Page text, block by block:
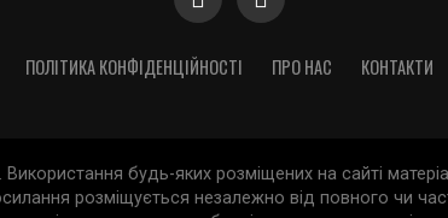
ПОЛІТИКА КОНФІДЕНЦІЙНОСТІ ПРО НАС КОНТАКТИ
будь-яких розміщених на сайті
розміщується незалежно від повного чи